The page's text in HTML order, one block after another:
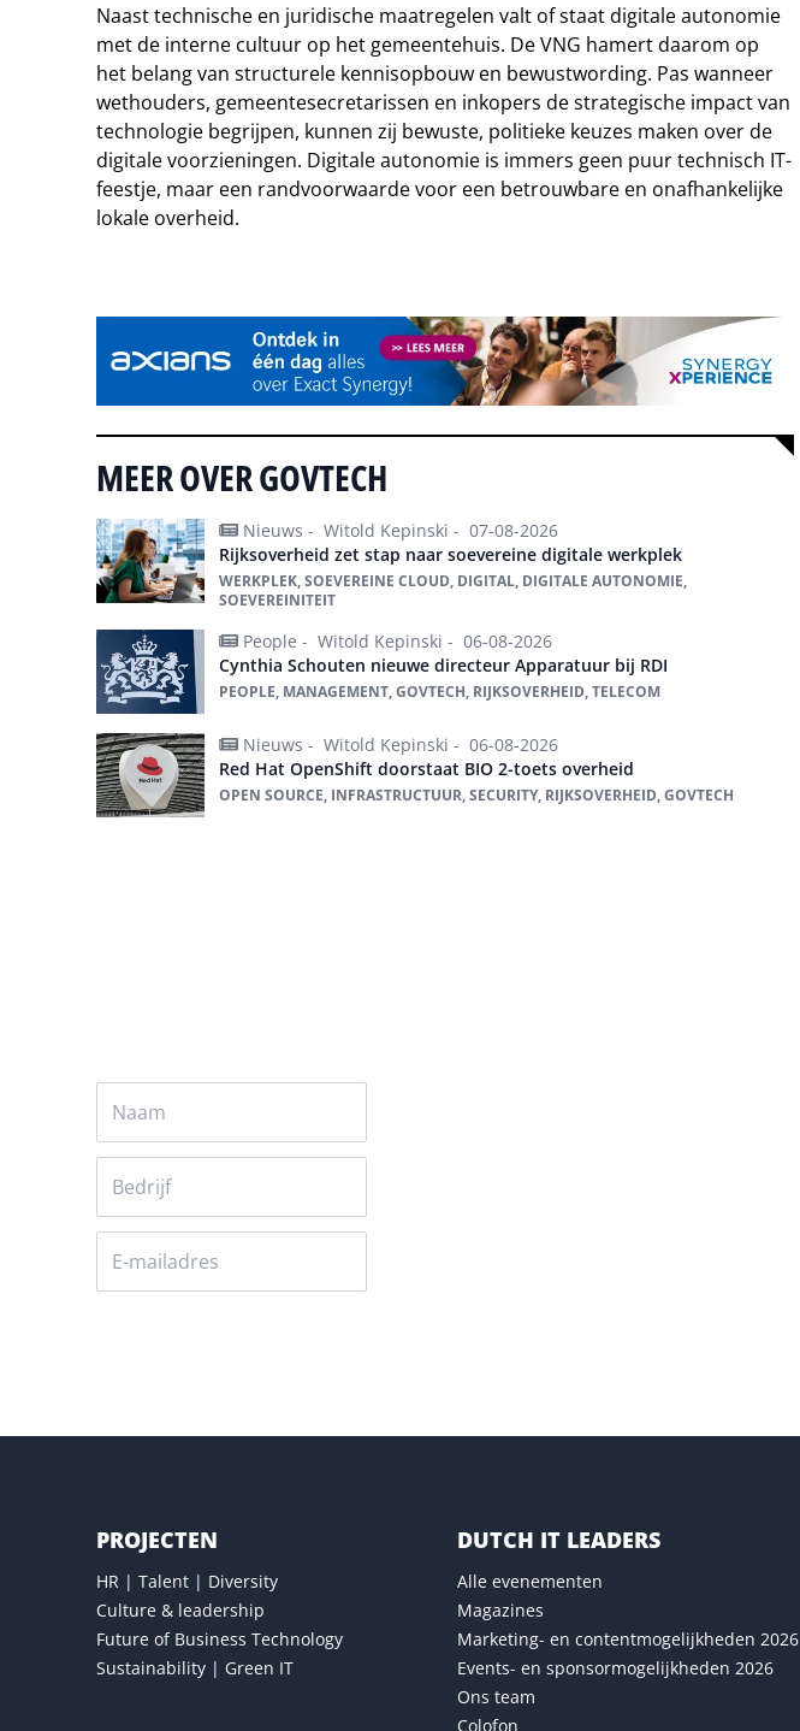
Naast technische en juridische maatregelen valt of staat digitale autonomie
met de interne cultuur op het gemeentehuis. De VNG hamert daarom op
het belang van structurele kennisopbouw en bewustwording. Pas wanneer
wethouders, gemeentesecretarissen en inkopers de strategische impact van
technologie begrijpen, kunnen zij bewuste, politieke keuzes maken over de
digitale voorzieningen. Digitale autonomie is immers geen puur technisch IT-
feestje, maar een randvoorwaarde voor een betrouwbare en onafhankelijke
lokale overheid.
MEER OVER GOVTECH
Nieuws - Witold Kepinski - 07-08-2026
Rijksoverheid zet stap naar soevereine digitale werkplek
WERKPLEK, SOEVEREINE CLOUD, DIGITAL, DIGITALE AUTONOMIE,
SOEVEREINITEIT
People - Witold Kepinski - 06-08-2026
Cynthia Schouten nieuwe directeur Apparatuur bij RDI
PEOPLE, MANAGEMENT, GOVTECH, RIJKSOVERHEID, TELECOM
Nieuws - Witold Kepinski - 06-08-2026
Red Hat OpenShift doorstaat BIO 2-toets overheid
OPEN SOURCE, INFRASTRUCTUUR, SECURITY, RIJKSOVERHEID, GOVTECH
PROJECTEN
HR | Talent | Diversity
Culture & leadership
Future of Business Technology
Sustainability | Green IT
DUTCH IT LEADERS
Alle evenementen
Magazines
Marketing- en contentmogelijkheden 2026
Events- en sponsormogelijkheden 2026
Ons team
Colofon